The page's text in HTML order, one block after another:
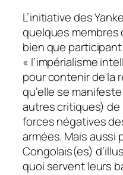
L’initiative des
quelques membres
bien que
« l’impérialisme
pour contenir de la
qu’elle se
autres critiques)
forces négatives
armées. Mais aussi
Congolais(es)
quoi servent leurs